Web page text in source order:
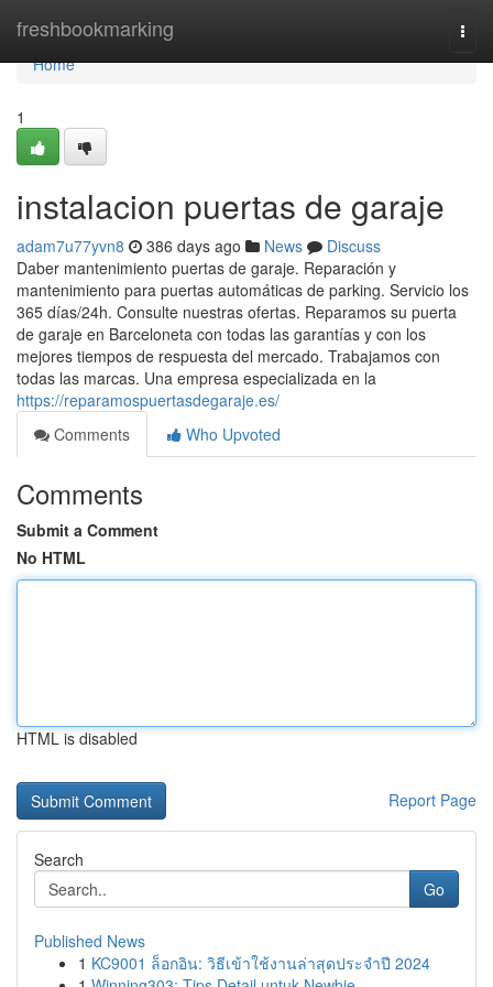
freshbookmarking
Home
Home
1
instalacion puertas de garaje
adam7u77yvn8 386 days ago News
Discuss
Daber mantenimiento puertas de garaje. Reparación y
mantenimiento para puertas automáticas de parking. Servicio los
365 días/24h. Consulte nuestras ofertas. Reparamos su puerta
de garaje en Barceloneta con todas las garantías y con los
mejores tiempos de respuesta del mercado. Trabajamos con
todas las marcas. Una empresa especializada en la
https://reparamospuertasdegaraje.es/
Comments
Who Upvoted
Comments
Submit a Comment
No HTML
HTML is disabled
Report Page
Search
Go
Published News
1 KC9001 ล็อกอิน: วิธีเข้าใช้งานล่าสุดประจำปี 2024